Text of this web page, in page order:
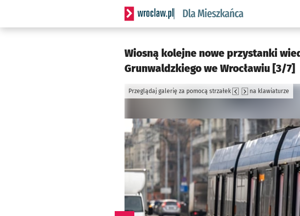
Serwis informacyjny wroclaw.pl podserwis: Dla
Wiosną kolejne nowe przystanki
Grunwaldzkiego we Wrocławiu [3/7]
Przeglądaj galerię za pomocą strzałek na klawiaturze